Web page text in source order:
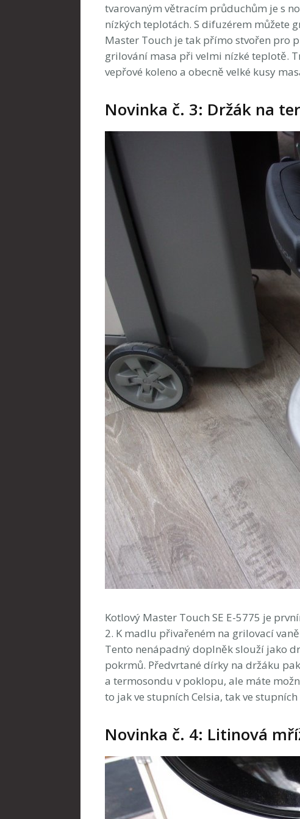
tvarovaným větracím průduchům je s
nízkých teplotách. S difuzérem můžete
Master Touch je tak přímo stvořen pro
grilování masa při velmi nízké teplotě.
vepřové koleno a obecně velké kusy
Novinka č. 3: Držák na
Kotlový Master Touch SE E-5775 je
2. K madlu přivařeném na grilovací
Tento nenápadný doplněk slouží jako
pokrmů. Předvrtané dírky na držáku
a termosondu v poklopu, ale máte
to jak ve stupních Celsia, tak ve
Novinka č. 4: Litinová